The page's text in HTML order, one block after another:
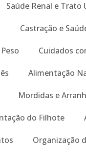
Saúde Renal e Trato
Castração e
Cuidados
Alimentação
Mordidas e
do Filhote
Organização